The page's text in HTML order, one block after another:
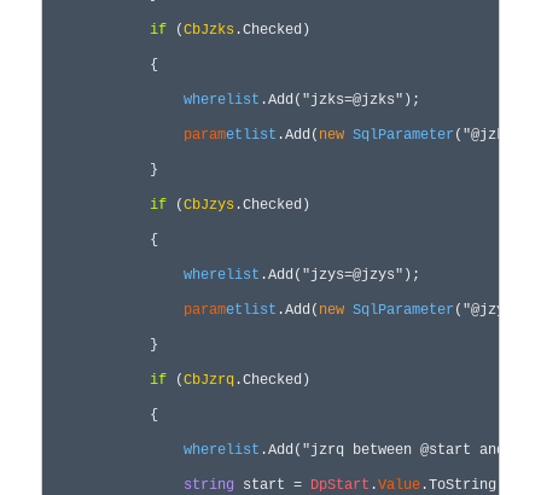
if (CbJzks .Checked)
            {
wherelist .Add( "jzks=@jzks" );
parametlist .Add( new SqlParameter ( "@jzks
            }
if (CbJzys .Checked)
            {
wherelist .Add( "jzys=@jzys" );
parametlist .Add( new SqlParameter ( "@jzys
            }
if (CbJzrq .Checked)
            {
wherelist .Add( "jzrq between @start and
string start = DpStart .Value .ToString(